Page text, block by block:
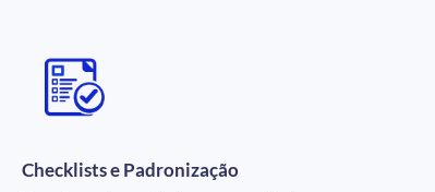
Checklists e Padronização